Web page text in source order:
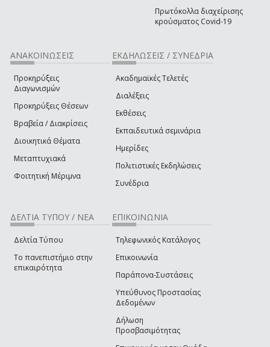
Πρωτόκολλα διαχείρισης
κρούσματος Covid-19
ΑΝΑΚΟΙΝΩΣΕΙΣ
Προκηρύξεις
Διαγωνισμών
Προκηρύξεις Θέσεων
Βραβεία / Διακρίσεις
Διοικητικά Θέματα
Μεταπτυχιακά
Φοιτητική Μέριμνα
ΕΚΔΗΛΩΣΕΙΣ / ΣΥΝΕΔΡΙΑ
Ακαδημαϊκές Τελετές
Διαλέξεις
Εκθέσεις
Εκπαιδευτικά σεμινάρια
Ημερίδες
Πολιτιστικές Εκδηλώσεις
Συνέδρια
ΔΕΛΤΙΑ ΤΥΠΟΥ / ΝΕΑ
Δελτία Τύπου
Το πανεπιστήμιο στην
επικαιρότητα
ΕΠΙΚΟΙΝΩΝΙΑ
Τηλεφωνικός Κατάλογος
Επικοινωνία
Παράπονα-Συστάσεις
Υπεύθυνος Προστασίας
Δεδομένων
Δήλωση
Προσβασιμότητας